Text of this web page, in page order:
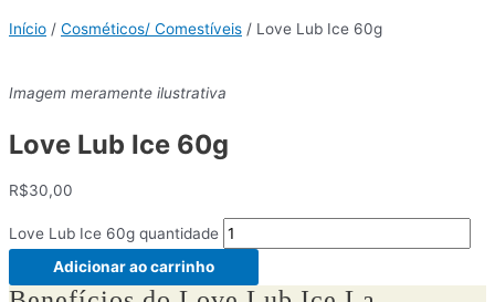
Início / Cosméticos/ Comestíveis / Love Lub Ice 60g
Imagem meramente ilustrativa
Love Lub Ice 60g
R$30,00
Love Lub Ice 60g quantidade
Adicionar ao carrinho